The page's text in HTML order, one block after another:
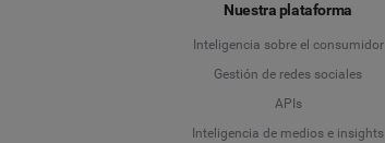
Nuestra plataforma
Inteligencia sobre el consumidor
Gestión de redes sociales
APIs
Inteligencia de medios e insights